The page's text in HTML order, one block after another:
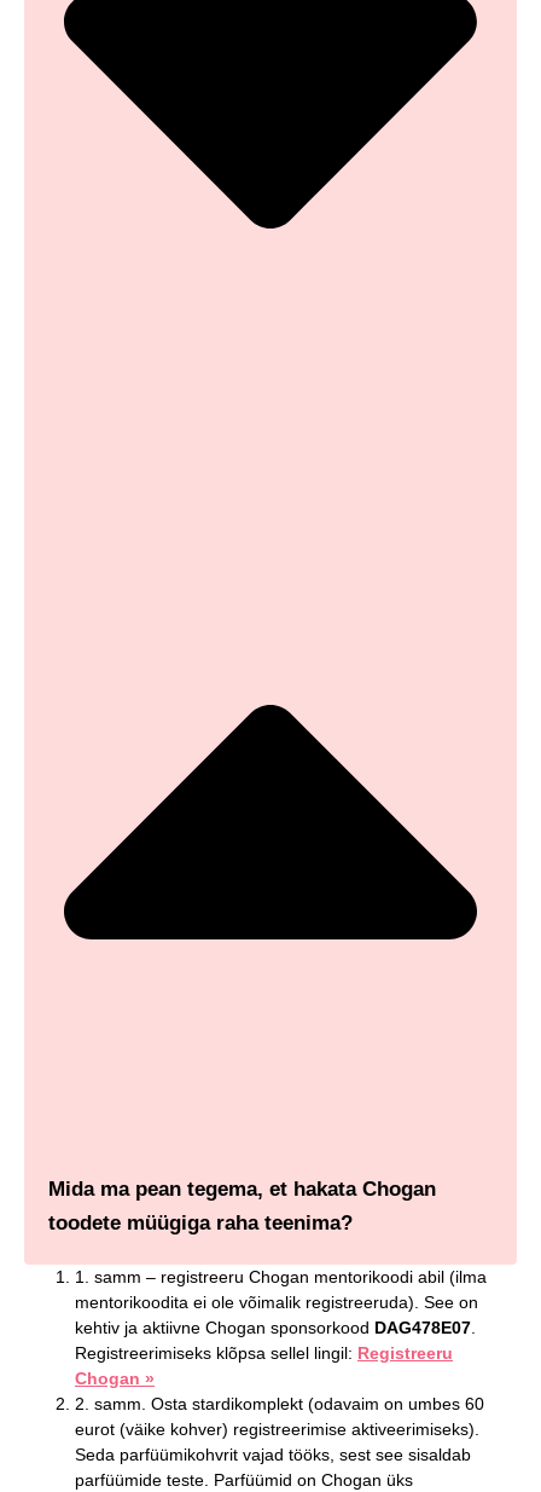
Mida ma pean tegema, et hakata Chogan
toodete müügiga raha teenima?
1. samm – registreeru Chogan mentorikoodi abil (ilma
mentorikoodita ei ole võimalik registreeruda). See on
kehtiv ja aktiivne Chogan sponsorkood DAG478E07
Registreerimiseks klõpsa sellel lingil: Registreeru
Chogan »
2. samm. Osta stardikomplekt (odavaim on umbes 60
eurot (väike kohver) registreerimise aktiveerimiseks).
Seda parfüümikohvrit vajad tööks, sest see sisaldab
parfüümide teste. Parfüümid on Chogan üks